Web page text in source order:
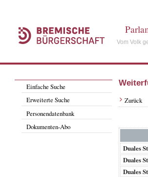
Vom Volk
Einfache Suche
Erweiterte Suche
Personendatenbank
Dokumenten-Abo
Zurück
Duales
Duales
Duales